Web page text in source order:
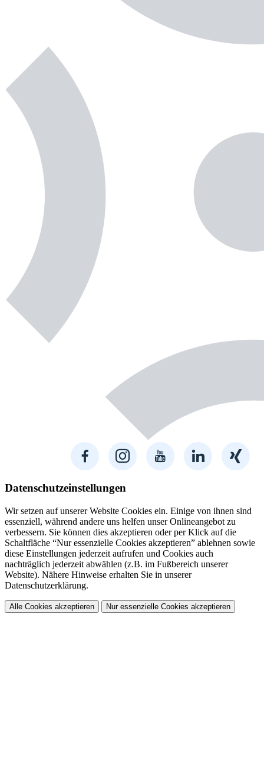
Datenschutzeinstellungen
Wir setzen auf unserer Website Cookies ein. Einige von ihnen sind
essenziell, während andere uns helfen unser Onlineangebot zu
verbessern. Sie können dies akzeptieren oder per Klick auf die
Schaltfläche “Nur essenzielle Cookies akzeptieren” ablehnen sowie
diese Einstellungen jederzeit aufrufen und Cookies auch
nachträglich jederzeit abwählen (z.B. im Fußbereich unserer
Website). Nähere Hinweise erhalten Sie in unserer
Datenschutzerklärung.
Alle Cookies akzeptieren Nur essenzielle Cookies akzeptieren